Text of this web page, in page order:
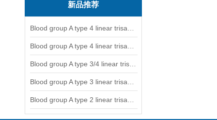
新品推荐